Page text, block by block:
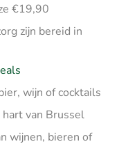
€19,90
zijn bereid in
wijn of cocktails
van Brussel
wijnen, bieren of